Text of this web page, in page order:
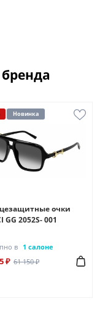
Новинка
очки
GG 2052S- 001
в 1 салоне
₽ 61 150 ₽